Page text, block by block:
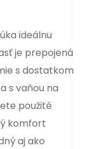
ideálnu
je prepojená
s dostatkom
s vaňou na
použité
komfort
aj ako